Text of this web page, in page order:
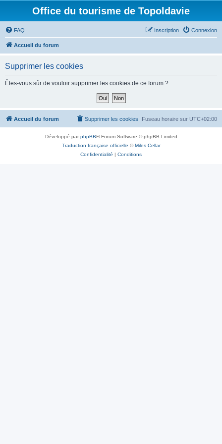
Office du tourisme de Topoldavie
FAQ Connexion
Inscription
Accueil du forum
Supprimer les cookies
Êtes-vous sûr de vouloir supprimer les cookies de ce forum ?
Accueil du forum Fuseau horaire sur UTC+02:00
Supprimer les cookies
Développé parphpBB® Forum Software © phpBB Limited
Traduction française officielle ©Miles Cellar
Confidentialité | Conditions